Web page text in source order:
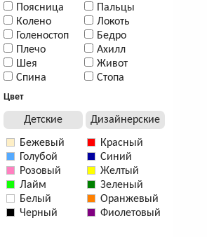
Поясница
Колено
Голеностоп
Плечо
Шея
Спина
Пальцы
Локоть
Бедро
Ахилл
Живот
Стопа
Цвет
Детские Дизайнерские
Бежевый
Голубой
Розовый
Лайм
Белый
Черный
Красный
Синий
Желтый
Зеленый
Оранжевый
Фиолетовый